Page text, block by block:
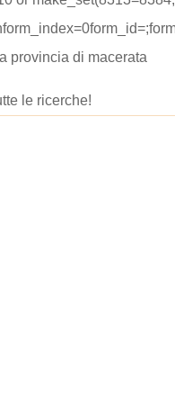
provincia di macerata
le ricerche!